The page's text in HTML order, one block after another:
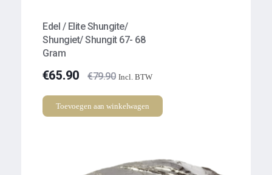
Edel / Elite Shungite/
Shungiet/ Shungit 67- 68
Gram
€65.90 €79.90 Incl. BTW
Toevoegen aan winkelwagen